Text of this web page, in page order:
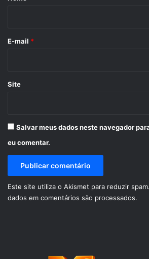
*
E-mail *
Site
Salvar meus dados neste navegador
eu comentar.
Este site utiliza o Akismet para reduzir spam.
dados em comentários são processados.